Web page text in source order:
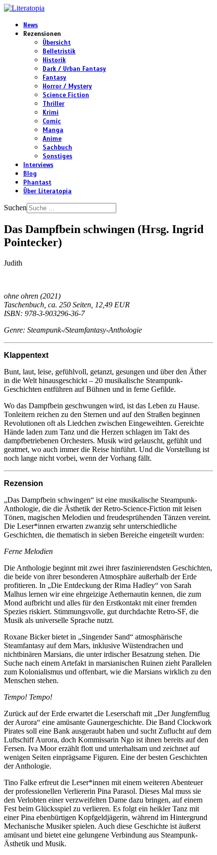
News
Rezensionen
Übersicht
Belletristik
Historik
Dark / Urban Fantasy
Fantasy
Horror / Mystery
Science Fiction
Thriller
Krimi
Comic
Manga
Anime
Sachbuch
Sonstiges
Interviews
Blog
Phantast
Über Literatopia
Suchen
Das Dampfbein schwingen (Hrsg. Ingrid
Pointecker)
Judith
ohne ohren (2021)
Taschenbuch, ca. 250 Seiten, 12,49 EUR
ISBN: 978-3-903296-36-7
Genre: Steampunk-/Steamfantasy-Anthologie
Klappentext
Bunt, laut, leise, gefühlvoll, getanzt, gesungen und über den Äther
in die Welt hinausgeschickt – 20 musikalische Steampunk-
Geschichten entführen auf Bühnen und in ferne Gefilde.
Wo das Dampfbein geschwungen wird, ist das Leben zu Hause.
Tonleitern reichen zu den Sternen und auf den Straßen beginnen
Revolutionen oft als Liedchen zwischen Eingeweihten. Gereichte
Hände laden zum Tanz und die Herzen schlagen im Takt des
dampfbetriebenen Orchesters. Musik wird gelauscht, gefühlt und
geatmet, wo auch immer die Reise hinführt. Und die Vorstellung ist
noch lange nicht vorbei, wenn der Vorhang fällt.
Rezension
„Das Dampfbein schwingen“ ist eine musikalische Steampunk-
Anthologie, die die Ästhetik der Retro-Science-Fiction mit leisen
Tönen, magischen Melodien und freudesprühenden Tänzen vereint.
Die Leser*innen erwarten zwanzig sehr unterschiedliche
Geschichten, die thematisch in sieben Bereiche eingeteilt wurden:
Ferne Melodien
Die Anthologie beginnt mit zwei ihrer faszinierendsten Geschichten,
die beide von ihrer besonderen Atmosphäre außerhalb der Erde
profitieren. In „Die Entdeckung der Rima Hadley“ von Sarah
Malhus lernen wir eine ehrgeizige Aethernautin kennen, die zum
Mond aufbricht und alles für den Erstkontakt mit einer fremden
Spezies riskiert. Stimmungsvolle, gut durchdachte Retro-SF, die
Musik als universelle Sprache nutzt.
Roxane Bicker bietet in „Singender Sand“ atmosphärische
Steamfantasy auf dem Mars, inklusive Wüstendrachen und
nichtbinären Marsians, die unter irdischer Besatzung stehen. Die
Suche nach einem Artefakt in marsianischen Ruinen zieht Parallelen
zum Kolonialismus und offenbart, wie die Marsians wirklich zu den
Menschen stehen.
Tempo! Tempo!
Zurück auf der Erde erwartet die Leserschaft mit „Der Jungfernflug
der Aurora“ eine amüsante Gaunergeschichte. Die Band Clockwork
Pirates soll eine Bank ausgeraubt haben und sucht Zuflucht auf dem
Luftschiff Aurora, doch Kommissarin Ngo ist ihnen bereits auf den
Fersen. Iva Moor erzählt flott und unterhaltsam und zeichnet auf
wenigen Seiten einprägsame Figuren. Eine der besten Geschichten
der Anthologie.
Tino Falke erfreut die Leser*innen mit einem weiteren Abenteuer
der professionellen Verliererin Pina Parasol. Dieses Mal muss sie
den Verlobten einer verzweifelten Dame dazu bringen, auf einem
Fest beim Glücksspiel zu verlieren. Es folgt ein heikler Tanz mit
einer Pina ebenbürtigen Kopfgeldjägerin, während im Hintergrund
Mechanische Musiker spielen. Auch diese Geschichte ist äußerst
amüsant und bietet eine gelungene Verbindung aus Steampunk-
Ästhetik und Musik.